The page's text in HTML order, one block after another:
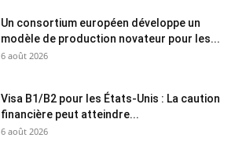
Un consortium européen développe un
modèle de production novateur pour les...
6 août 2026
Visa B1/B2 pour les États-Unis : La caution
financière peut atteindre...
6 août 2026